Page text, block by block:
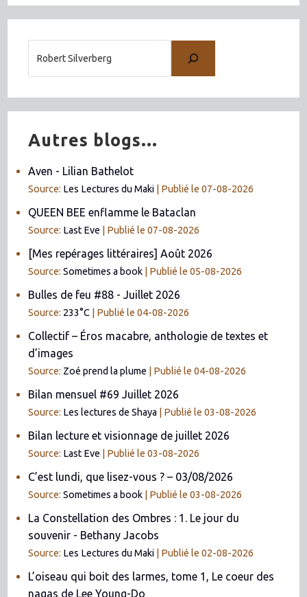
Autres blogs...
Aven - Lilian Bathelot
Source: Les Lectures du Maki Publié le 07-08-2026
QUEEN BEE enflamme le Bataclan
Source: Last Eve Publié le 07-08-2026
[Mes repérages littéraires] Août 2026
Source:Sometimes a book Publié le 05-08-2026
Bulles de feu #88 - Juillet 2026
Source: 233°C Publié le 04-08-2026
Collectif – Éros macabre, anthologie de textes et
d’images
Source: Zoé prend la plume Publié le 04-08-2026
Bilan mensuel #69 Juillet 2026
Source: Les lectures de Shaya Publié le 03-08-2026
Bilan lecture et visionnage de juillet 2026
Source: Last Eve Publié le 03-08-2026
C’est lundi, que lisez-vous ? – 03/08/2026
Source:Sometimes a book Publié le 03-08-2026
La Constellation des Ombres : 1. Le jour du
souvenir - Bethany Jacobs
Source: Les Lectures du Maki Publié le 02-08-2026
L’oiseau qui boit des larmes, tome 1, Le coeur des
nagas de Lee Young-Do